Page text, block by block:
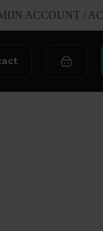
ACCOUNT /